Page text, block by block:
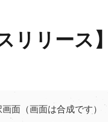
リリー